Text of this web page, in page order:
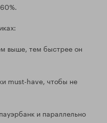
выше, тем быстрее он
must-have, чтобы не
и параллельно